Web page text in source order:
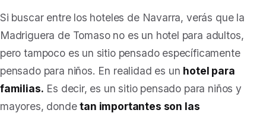
Si buscar entre los hoteles de Navarra, verás que la
Madriguera de Tomaso no es un hotel para adultos,
pero tampoco es un sitio pensado específicamente
pensado para niños. En realidad es un hotel para
familias. Es decir, es un sitio pensado para niños y
mayores, dondetan importantes son las